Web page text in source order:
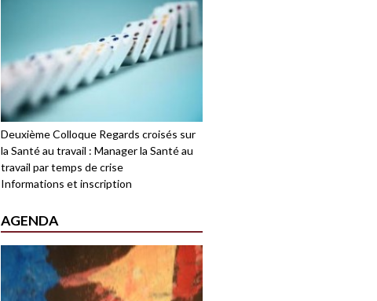
Deuxième Colloque Regards croisés sur
la Santé au travail : Manager la Santé au
travail par temps de crise
Informations et inscription
AGENDA